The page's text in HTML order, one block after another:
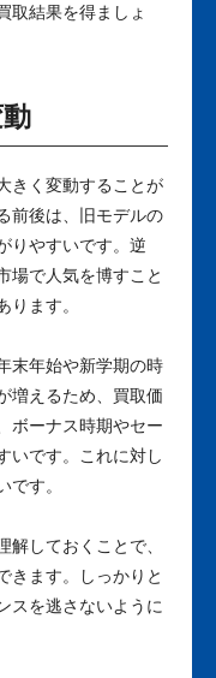
取結果を得ましょ
きく変動することが
前後は、旧モデルの
りやすいです。逆
場で人気を博すこと
ます。
末年始や新学期の時
増えるため、買取価
ボーナス時期やセー
いです。これに対し
です。
解しておくことで、
きます。しっかりと
スを逃さないように